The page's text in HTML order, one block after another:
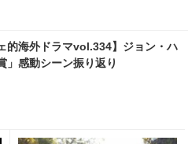
的海外ドラマvol.334】ジョン・ハ
」感動シーン振り返り